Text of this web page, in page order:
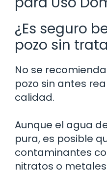
¿Es seguro
pozo sin
No se
pozo sin antes
calidad.
Aunque el agua
pura, es posible
contaminantes
nitratos o